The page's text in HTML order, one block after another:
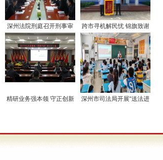
深州法院刑庭召开刑事审
判工作调度会
跨市寻机解民忧 锦旗致谢
暖警心
精研业务强本领 守正创新
深州市司法局开展“送法进